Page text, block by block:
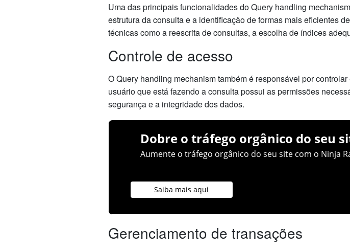
Uma das principais funcionalidades do Query handling
estrutura da consulta e a identificação de formas mais eficientes
técnicas como a reescrita de consultas, a escolha de índices
Controle de acesso
O Query handling mechanism também é responsável por
usuário que está fazendo a consulta possui as permissões
segurança e a integridade dos dados.
Dobre o tráfego orgânico do seu
Aumente o tráfego orgânico do seu site com o Ninja
Saiba mais aqui
Gerenciamento de transações